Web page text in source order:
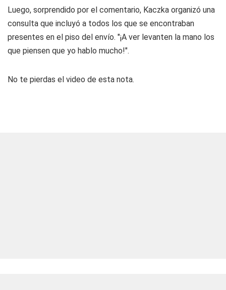
Luego, sorprendido por el comentario, Kaczka organizó una
consulta que incluyó a todos los que se encontraban
presentes en el piso del envío. "¡A ver levanten la mano los
que piensen que yo hablo mucho!".
No te pierdas el video de esta nota.